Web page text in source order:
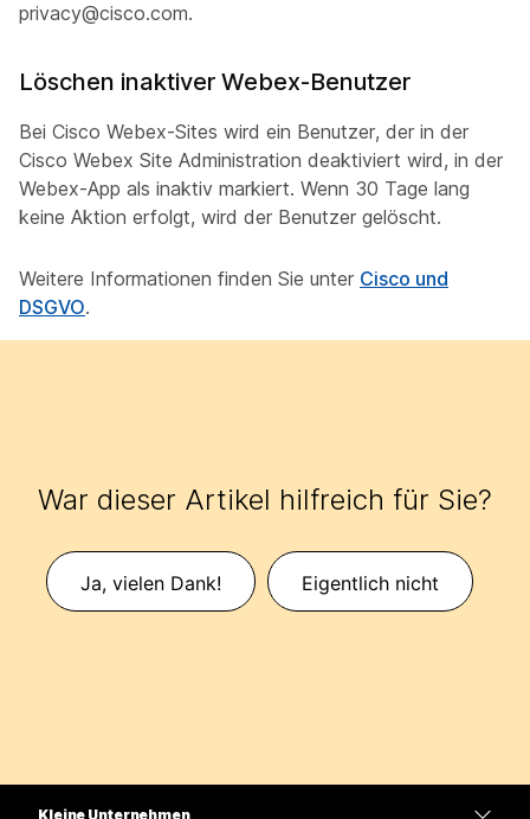
privacy@cisco.com.
Löschen inaktiver Webex-Benutzer
Bei Cisco Webex-Sites wird ein Benutzer, der in der
Cisco Webex Site Administration deaktiviert wird, in der
Webex-App als inaktiv markiert. Wenn 30 Tage lang
keine Aktion erfolgt, wird der Benutzer gelöscht.
Weitere Informationen finden Sie unter Cisco und
DSGVO.
War dieser Artikel hilfreich für Sie?
Ja, vielen Dank! Eigentlich nicht
Kleine Unternehmen